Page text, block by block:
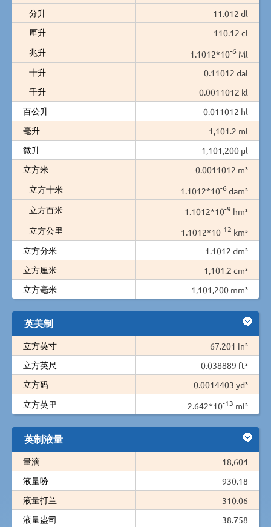
分升
11.012 dl
厘升
110.12 cl
兆升
1.1012*10-6 Ml
十升
0.11012 dal
千升
0.0011012 kl
百公升
0.011012 hl
毫升
1,101.2 ml
微升
1,101,200 µl
立方米
0.0011012 m³
立方十米
1.1012*10-6 dam³
立方百米
1.1012*10-9 hm³
立方公里
1.1012*10-12 km³
立方分米
1.1012 dm³
立方厘米
1,101.2 cm³
立方毫米
1,101,200 mm³
英美制
立方英寸
67.201 in³
立方英尺
0.038889 ft³
立方码
0.0014403 yd³
立方英里
2.642*10-13 mi³
英制液量
量滴
18,604
液量吩
930.18
液量打兰
310.06
液量盎司
38.758